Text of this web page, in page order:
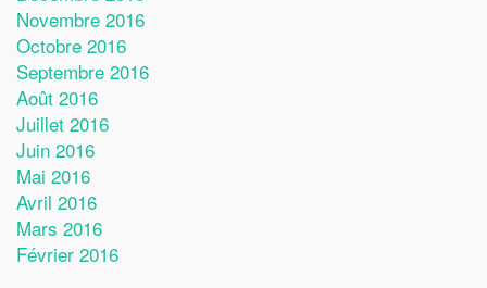
Novembre 2016
Octobre 2016
Septembre 2016
Août 2016
Juillet 2016
Juin 2016
Mai 2016
Avril 2016
Mars 2016
Février 2016